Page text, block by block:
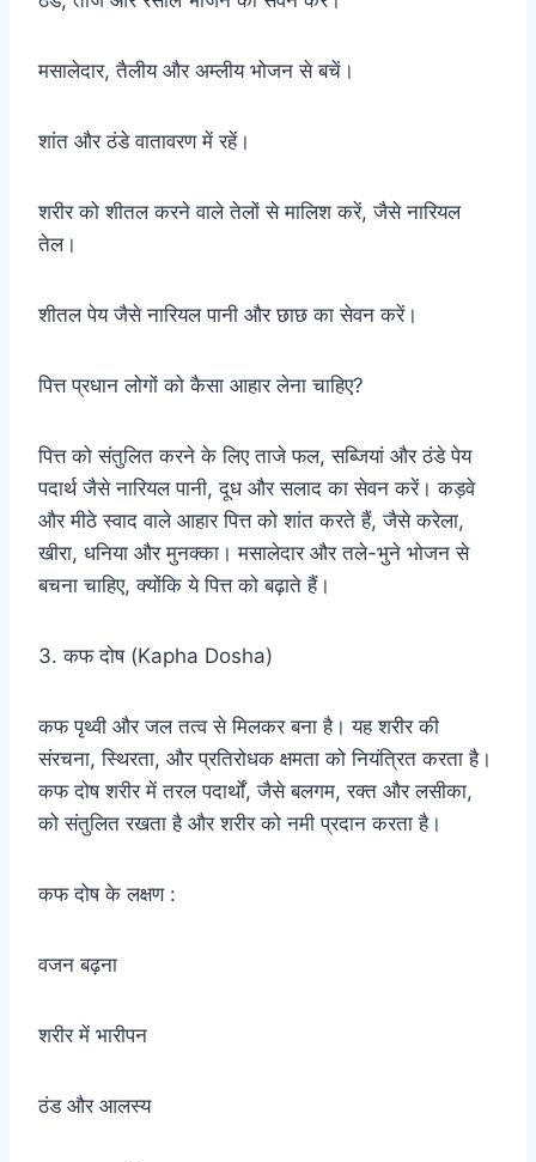
मसालेदार, तैलीय और अम्लीय भोजन से बचें।
शांत और ठंडे वातावरण में रहें।
शरीर को शीतल करने वाले तेलों से मालिश करें, जैसे नारियल
तेल।
शीतल पेय जैसे नारियल पानी और छाछ का सेवन करें।
पित्त प्रधान लोगों को कैसा आहार लेना चाहिए?
पित्त को संतुलित करने के लिए ताजे फल, सब्जियां और ठंडे पेय
पदार्थ जैसे नारियल पानी, दूध और सलाद का सेवन करें। कड़वे
और मीठे स्वाद वाले आहार पित्त को शांत करते हैं, जैसे करेला,
खीरा, धनिया और मुनक्का। मसालेदार और तले-भुने भोजन से
बचना चाहिए, क्योंकि ये पित्त को बढ़ाते हैं।
3. कफ दोष (Kapha Dosha)
कफ पृथ्वी और जल तत्व से मिलकर बना है। यह शरीर की
संरचना, स्थिरता, और प्रतिरोधक क्षमता को नियंत्रित करता है।
कफ दोष शरीर में तरल पदार्थों, जैसे बलगम, रक्त और लसीका,
को संतुलित रखता है और शरीर को नमी प्रदान करता है।
कफ दोष के लक्षण :
वजन बढ़ना
शरीर में भारीपन
ठंड और आलस्य